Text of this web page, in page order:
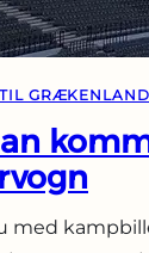
GRÆKENLAND
med